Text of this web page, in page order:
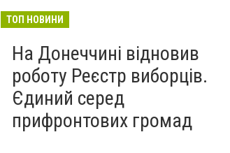
банд і
підписувати контракти з
армією РФ
Вчора
ТОП НОВИНИ
На Донеччині відновив
роботу Реєстр виборців.
Єдиний серед
прифронтових громад